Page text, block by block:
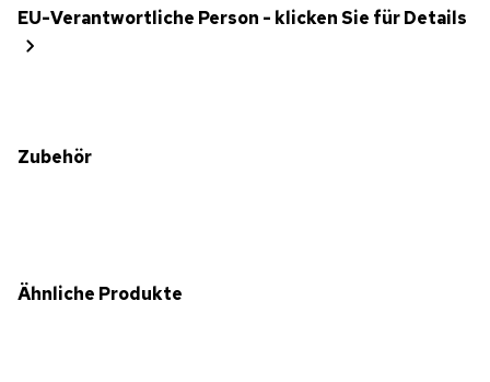
EU-Verantwortliche Person - klicken Sie für Details
Zubehör
Ähnliche Produkte